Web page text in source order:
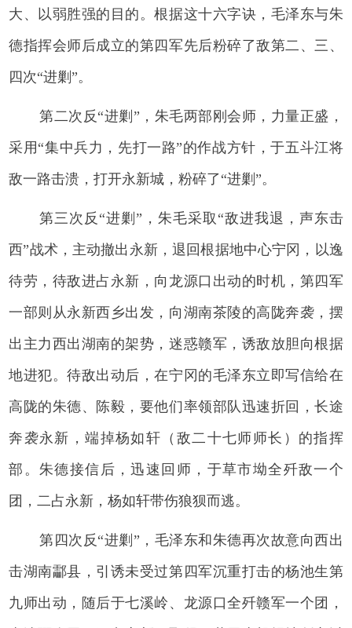
大、以弱胜强的目的。根据这十六字诀，毛泽东与朱
德指挥会师后成立的第四军先后粉碎了敌第二、三、
四次“进剿”。
第二次反“进剿”，朱毛两部刚会师，力量正盛，
采用“集中兵力，先打一路”的作战方针，于五斗江将
敌一路击溃，打开永新城，粉碎了“进剿”。
第三次反“进剿”，朱毛采取“敌进我退，声东击
西”战术，主动撤出永新，退回根据地中心宁冈，以逸
待劳，待敌进占永新，向龙源口出动的时机，第四军
一部则从永新西乡出发，向湖南茶陵的高陇奔袭，摆
出主力西出湖南的架势，迷惑赣军，诱敌放胆向根据
地进犯。待敌出动后，在宁冈的毛泽东立即写信给在
高陇的朱德、陈毅，要他们率领部队迅速折回，长途
奔袭永新，端掉杨如轩（敌二十七师师长）的指挥
部。朱德接信后，迅速回师，于草市坳全歼敌一个
团，二占永新，杨如轩带伤狼狈而逃。
第四次反“进剿”，毛泽东和朱德再次故意向西出
击湖南酃县，引诱未受过第四军沉重打击的杨池生第
九师出动，随后于七溪岭、龙源口全歼赣军一个团，